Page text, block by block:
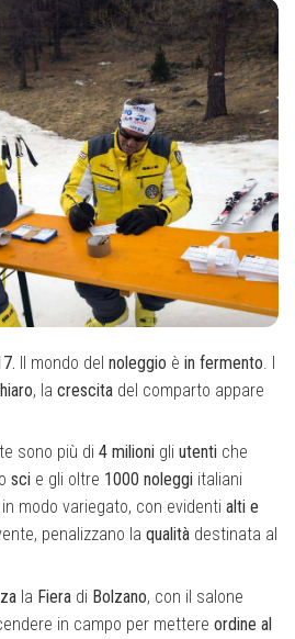
Il mondo del noleggio è in fermento. I
, la crescita del comparto appare
sono più di 4 milioni gli utenti che
sci e gli oltre 1000 noleggi italiani
modo variegato, con evidenti alti e
penalizzano la qualità destinata al
la Fiera di Bolzano, con il salone
in campo per mettere ordine al